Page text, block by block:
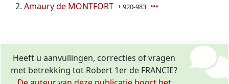
Amaury de MONTFORT ± 920-983
Heeft u aanvullingen, correcties of vragen
met betrekking tot Robert 1er de FRANCIE?